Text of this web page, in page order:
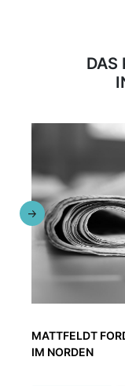
DAS
MATTFELDT
IM NORDEN